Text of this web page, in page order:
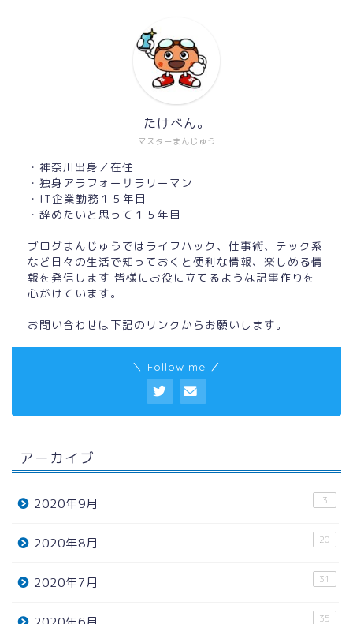
マスターまんじゅう
たけべん。
・神奈川出身／在住
・独身アラフォーサラリーマン
・IT企業勤務１５年目
・辞めたいと思って１５年目
ブログまんじゅうではライフハック、仕事術、テック系
など日々の生活で知っておくと便利な情報、楽しめる情
報を発信します 皆様にお役に立てるような記事作りを
心がけています。
お問い合わせは下記のリンクからお願いします。
＼ Follow me ／
アーカイブ
2020年9月 3
2020年8月 20
2020年7月 31
35